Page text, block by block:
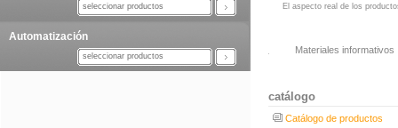
seleccionar productos
Automatización
seleccionar productos
El aspecto real de los
Materiales informativos
catálogo
Catálogo de productos